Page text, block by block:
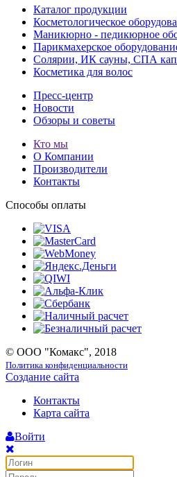
Каталог продукции
Косметологическое
Маникюрно - педикюрное
Парикмахерское
Солярии, ИК сауны, СПА
Косметика для волос
Пресс-центр
Новости
Обзоры и советы
Кто мы
О Компании
Производители
Контакты
Способы оплаты
© ООО "Комакс", 2018
Политика конфиденциальности
Создание сайта
Контакты
Карта сайта
Войти